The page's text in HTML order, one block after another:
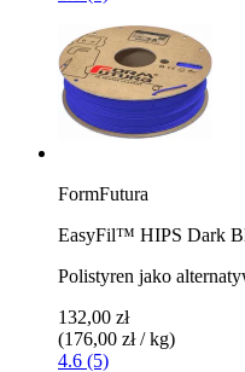
FormFutura
EasyFil™ HIPS Dark
Polistyren jako
132,00 zł
(176,00 zł / kg)
4.6 (5)